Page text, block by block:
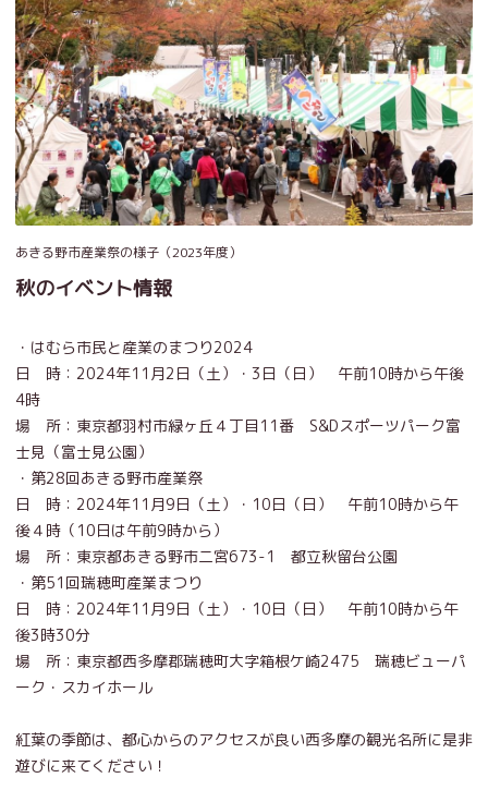
あきる野市産業祭の様子（2023年度）
秋のイベント情報
・はむら市民と産業のまつり2024
日 時：2024年11月2日（土）・3日（日） 午前10時から午後
4時
場 所：東京都羽村市緑ヶ丘４丁目11番 S&Dスポーツパーク富
士見（富士見公園）
・第28回あきる野市産業祭
日 時：2024年11月9日（土）・10日（日） 午前10時から午
後４時（10日は午前9時から）
場 所：東京都あきる野市二宮673-1 都立秋留台公園
・第51回瑞穂町産業まつり
日 時：2024年11月9日（土）・10日（日） 午前10時から午
後3時30分
場 所：東京都西多摩郡瑞穂町大字箱根ケ崎2475 瑞穂ビューパ
ーク・スカイホール
紅葉の季節は、都心からのアクセスが良い西多摩の観光名所に是非
遊びに来てください！